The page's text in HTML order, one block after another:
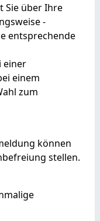
Sie über Ihre
-
entsprechende
einer
einem
zum
können
stellen.